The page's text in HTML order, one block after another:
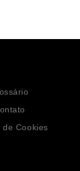
de Cookies